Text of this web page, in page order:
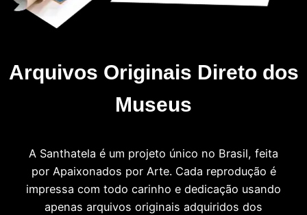
Arquivos Originais Direto dos
Museus
A Santhatela é um projeto único no Brasil, feita
por Apaixonados por Arte. Cada reprodução é
impressa com todo carinho e dedicação usando
apenas arquivos originais adquiridos dos